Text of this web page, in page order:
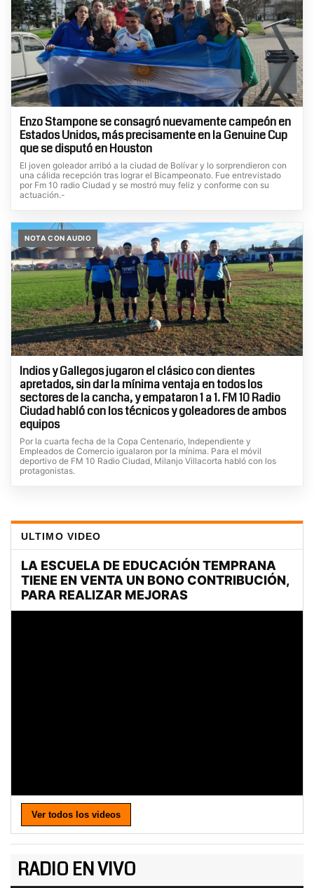
Enzo Stampone se consagró nuevamente campeón en
Estados Unidos, más precisamente en la Genuine Cup
que se disputó en Houston
El joven goleador arribó a la ciudad de Bolívar y lo sorprendieron con
una cálida recepción tras lograr el Bicampeonato. Fue entrevistado
por Fm 10 radio Ciudad y se mostró muy feliz y conforme con su
actuación.-
NOTA CON AUDIO
Indios y Gallegos jugaron el clásico con dientes
apretados, sin dar la mínima ventaja en todos los
sectores de la cancha, y empataron 1 a 1. FM 10 Radio
Ciudad habló con los técnicos y goleadores de ambos
equipos
Por la cuarta fecha de la Copa Centenario, Independiente y
Empleados de Comercio igualaron por la mínima. Para el móvil
deportivo de FM 10 Radio Ciudad, Milanjo Villacorta habló con los
protagonistas.
ULTIMO VIDEO
Ver todos los videos
RADIO EN VIVO